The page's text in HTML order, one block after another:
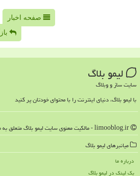
صفحه اخبار
لیمو بلاگ
سایت ساز و وبلاگ
با لیمو بلاگ، دنیای اینترنت را با محتوای خودتان پر کنید
میانبرهای لیمو بلاگ
درباره ما
بک لینک در لیمو بلاگ